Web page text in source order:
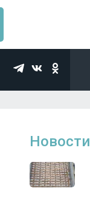
Новости